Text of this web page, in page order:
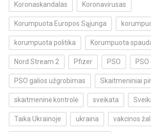
Koronaskandalas Koronavirusas
Korumpuota Europos Sąjunga
korumpuota politika Korumpuota
Nord Stream 2 Pfizer PSO
PSO galios užgrobimas Skaitmeniniai
skaitmeninė kontrolė sveikata
Taika Ukrainoje ukraina vakcinos